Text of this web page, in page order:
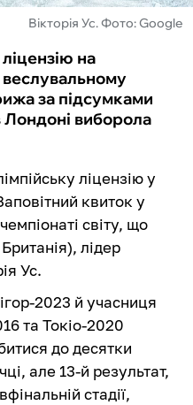
Вікторія Ус. Фото: Google
на
веслувальному
за підсумками
Лондоні виборола
ліцензію у
квиток у
світу, що
лідер
Ус.
2023 й учасниця
та Токіо-2020
до десятки
але 13-й результат,
стадії,